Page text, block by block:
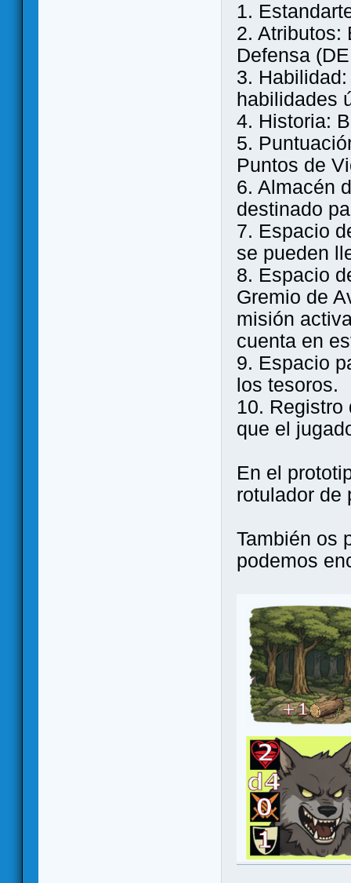
1.
2. Atributos:
Defensa
3.
habilidades
4. Historia:
5.
Puntos de
6. Almacén
destinado
7. Espacio
se pueden
8. Espacio
Gremio de
misión
cuenta en
9. Espacio
los tesoros.
10. Registro
que el
En el
rotulador de
También os
podemos